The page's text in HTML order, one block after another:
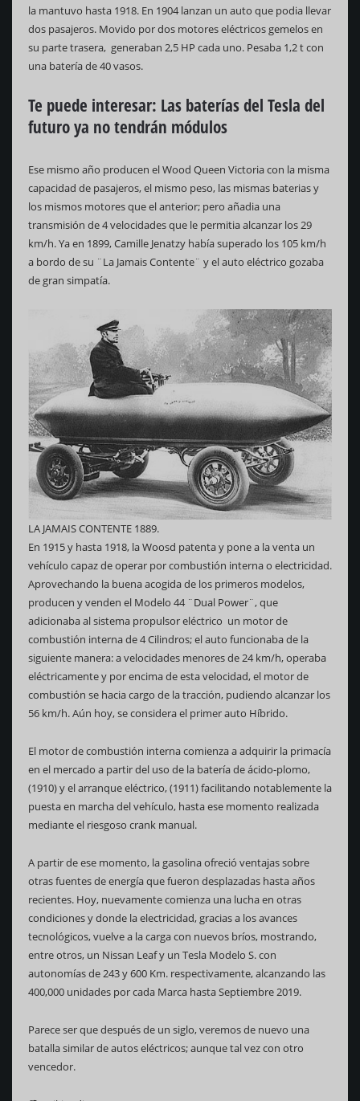
la mantuvo hasta 1918. En 1904 lanzan un auto que podia llevar
dos pasajeros. Movido por dos motores eléctricos gemelos en
su parte trasera, generaban 2,5 HP cada uno. Pesaba 1,2 t con
una batería de 40 vasos.
Te puede interesar: Las baterías del Tesla del
futuro ya no tendrán módulos
Ese mismo año producen el Wood Queen Victoria con la misma
capacidad de pasajeros, el mismo peso, las mismas baterias y
los mismos motores que el anterior; pero añadia una
transmisión de 4 velocidades que le permitia alcanzar los 29
km/h. Ya en 1899, Camille Jenatzy había superado los 105 km/h
a bordo de su ¨La Jamais Contente¨ y el auto eléctrico gozaba
de gran simpatía.
LA JAMAIS CONTENTE 1889.
En 1915 y hasta 1918, la Woosd patenta y pone a la venta un
vehículo capaz de operar por combustión interna o electricidad.
Aprovechando la buena acogida de los primeros modelos,
producen y venden el Modelo 44 ¨Dual Power¨, que
adicionaba al sistema propulsor eléctrico un motor de
combustión interna de 4 Cilindros; el auto funcionaba de la
siguiente manera: a velocidades menores de 24 km/h, operaba
eléctricamente y por encima de esta velocidad, el motor de
combustión se hacia cargo de la tracción, pudiendo alcanzar los
56 km/h. Aún hoy, se considera el primer auto Híbrido.
El motor de combustión interna comienza a adquirir la primacía
en el mercado a partir del uso de la batería de ácido-plomo,
(1910) y el arranque eléctrico, (1911) facilitando notablemente la
puesta en marcha del vehículo, hasta ese momento realizada
mediante el riesgoso crank manual.
A partir de ese momento, la gasolina ofreció ventajas sobre
otras fuentes de energía que fueron desplazadas hasta años
recientes. Hoy, nuevamente comienza una lucha en otras
condiciones y donde la electricidad, gracias a los avances
tecnológicos, vuelve a la carga con nuevos bríos, mostrando,
entre otros, un Nissan Leaf y un Tesla Modelo S. con
autonomías de 243 y 600 Km. respectivamente, alcanzando las
400,000 unidades por cada Marca hasta Septiembre 2019.
Parece ser que después de un siglo, veremos de nuevo una
batalla similar de autos eléctricos; aunque tal vez con otro
vencedor.